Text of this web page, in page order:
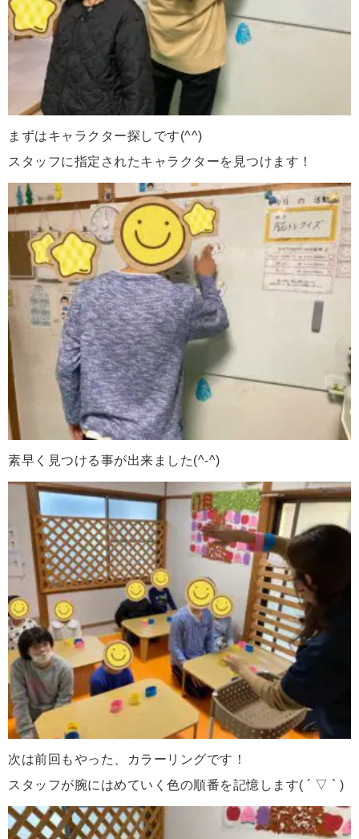
まずはキャラクター探しです(^^)
スタッフに指定されたキャラクターを見つけます！
素早く見つける事が出来ました(^-^)
次は前回もやった、カラーリングです！
スタッフが腕にはめていく色の順番を記憶します( ´ ▽ ` )